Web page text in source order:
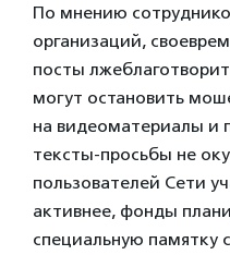
По мнению
организаций,
посты
могут остановить
на видеоматериалы и
тексты-просьбы не
пользователей Сети
активнее, фонды
специальную памятку